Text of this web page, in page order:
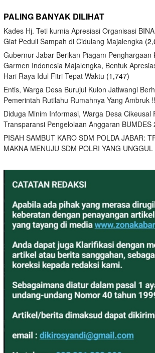
PALING BANYAK DILIHAT
Kades Hj. Teti kurnia Apresiasi Organisasi
Giat Peduli Sampah di Cidulang Majalengka
Gubernur Jabar Berikan Piagam Penghargaan
Garmen Indonesia Majalengka, Bentuk
Hari Raya Idul Fitri Tepat Waktu (1,747)
Entis, Warga Desa Burujul Kulon Jatiwangi
Pemerintah Rutilahu Rumahnya Yang Ambruk
Diduga Minim Informasi, Warga Desa Cikeusal
Transparansi Pengelolaan Anggaran BUMDES
PISAH SAMBUT KARO SDM POLDA JABAR:
MAKNA MENUJU SDM POLRI YANG UNGGUL